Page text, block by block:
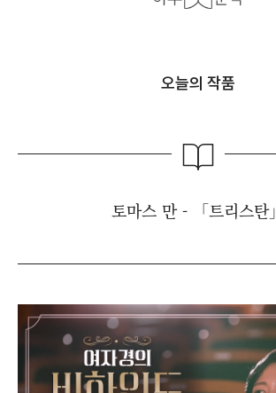
오늘의 작품
토마스 만 - 「트리스탄」